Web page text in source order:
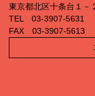
東京都北区十条台１－
TEL 03‐3907‐5631
FAX 03‐3907‐5613